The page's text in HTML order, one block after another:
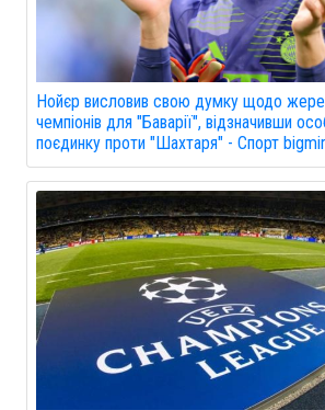
Нойєр висловив свою думку щодо
чемпіонів для "Баварії", відзначивши
поєдинку проти "Шахтаря" - Спорт